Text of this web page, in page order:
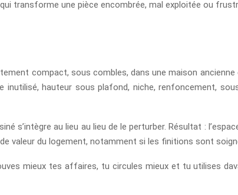
transforme une pièce encombrée, mal exploitée ou
compact, sous combles, dans une maison
inutilisé, hauteur sous plafond, niche, renfoncement,
s’intègre au lieu au lieu de le perturber. Résultat :
valeur du logement, notamment si les finitions sont
mieux tes affaires, tu circules mieux et tu utilises